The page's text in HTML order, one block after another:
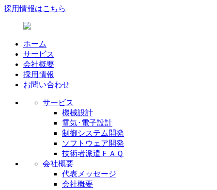
採用情報はこちら
ホーム
サービス
会社概要
採用情報
お問い合わせ
サービス
機械設計
電気･電子設計
制御システム開発
ソフトウェア開発
技術者派遣ＦＡＱ
会社概要
代表メッセージ
会社概要